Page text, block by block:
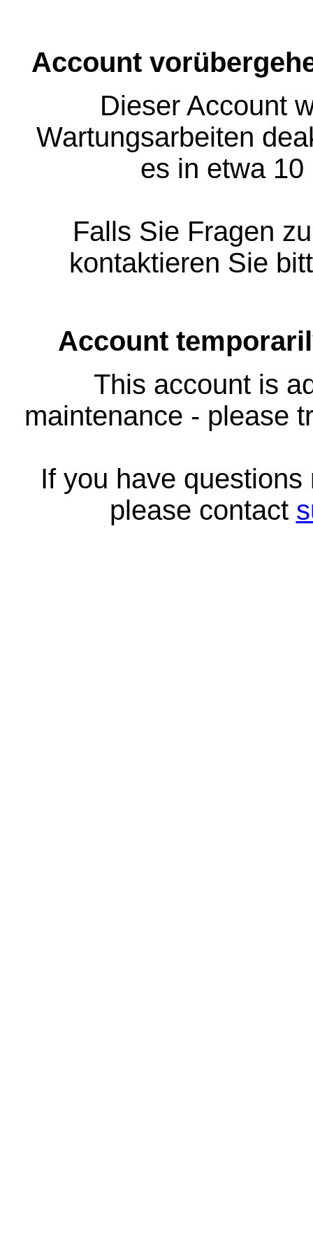
Account
Dieser Account
Wartungsarbeiten
es in etwa
Falls Sie Fragen
kontaktieren Sie
Account
This account is
maintenance - please
If you have
please contact